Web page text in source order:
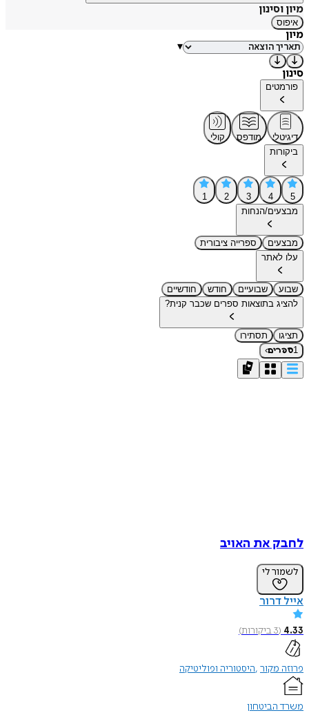
מיון וסינון
איפוס
מיון
▾
סינון
פורמטים
דיגיטלי מודפס
קולי
ביקורות
5
4
3
2
1
מבצעים/הנחות
מבצעים
ספרייה ציבורית
עלו לאתר
שבוע שבועיים חודש
חודשיים
להציג בתוצאות ספרים שכבר קנית?
תציגו
תסתירו
1ספרים›
לחבק את האויב
לשמור לי
אייל דרור
4.33
(
3ביקורות)
פרוזה מקור היסטוריה ופוליטיקה
משרד הביטחון